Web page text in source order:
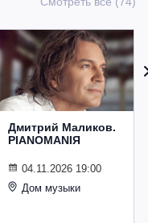
Дмитрий Маликов.
PIANOMANIЯ
04.11.2026 19:00
Дом музыки